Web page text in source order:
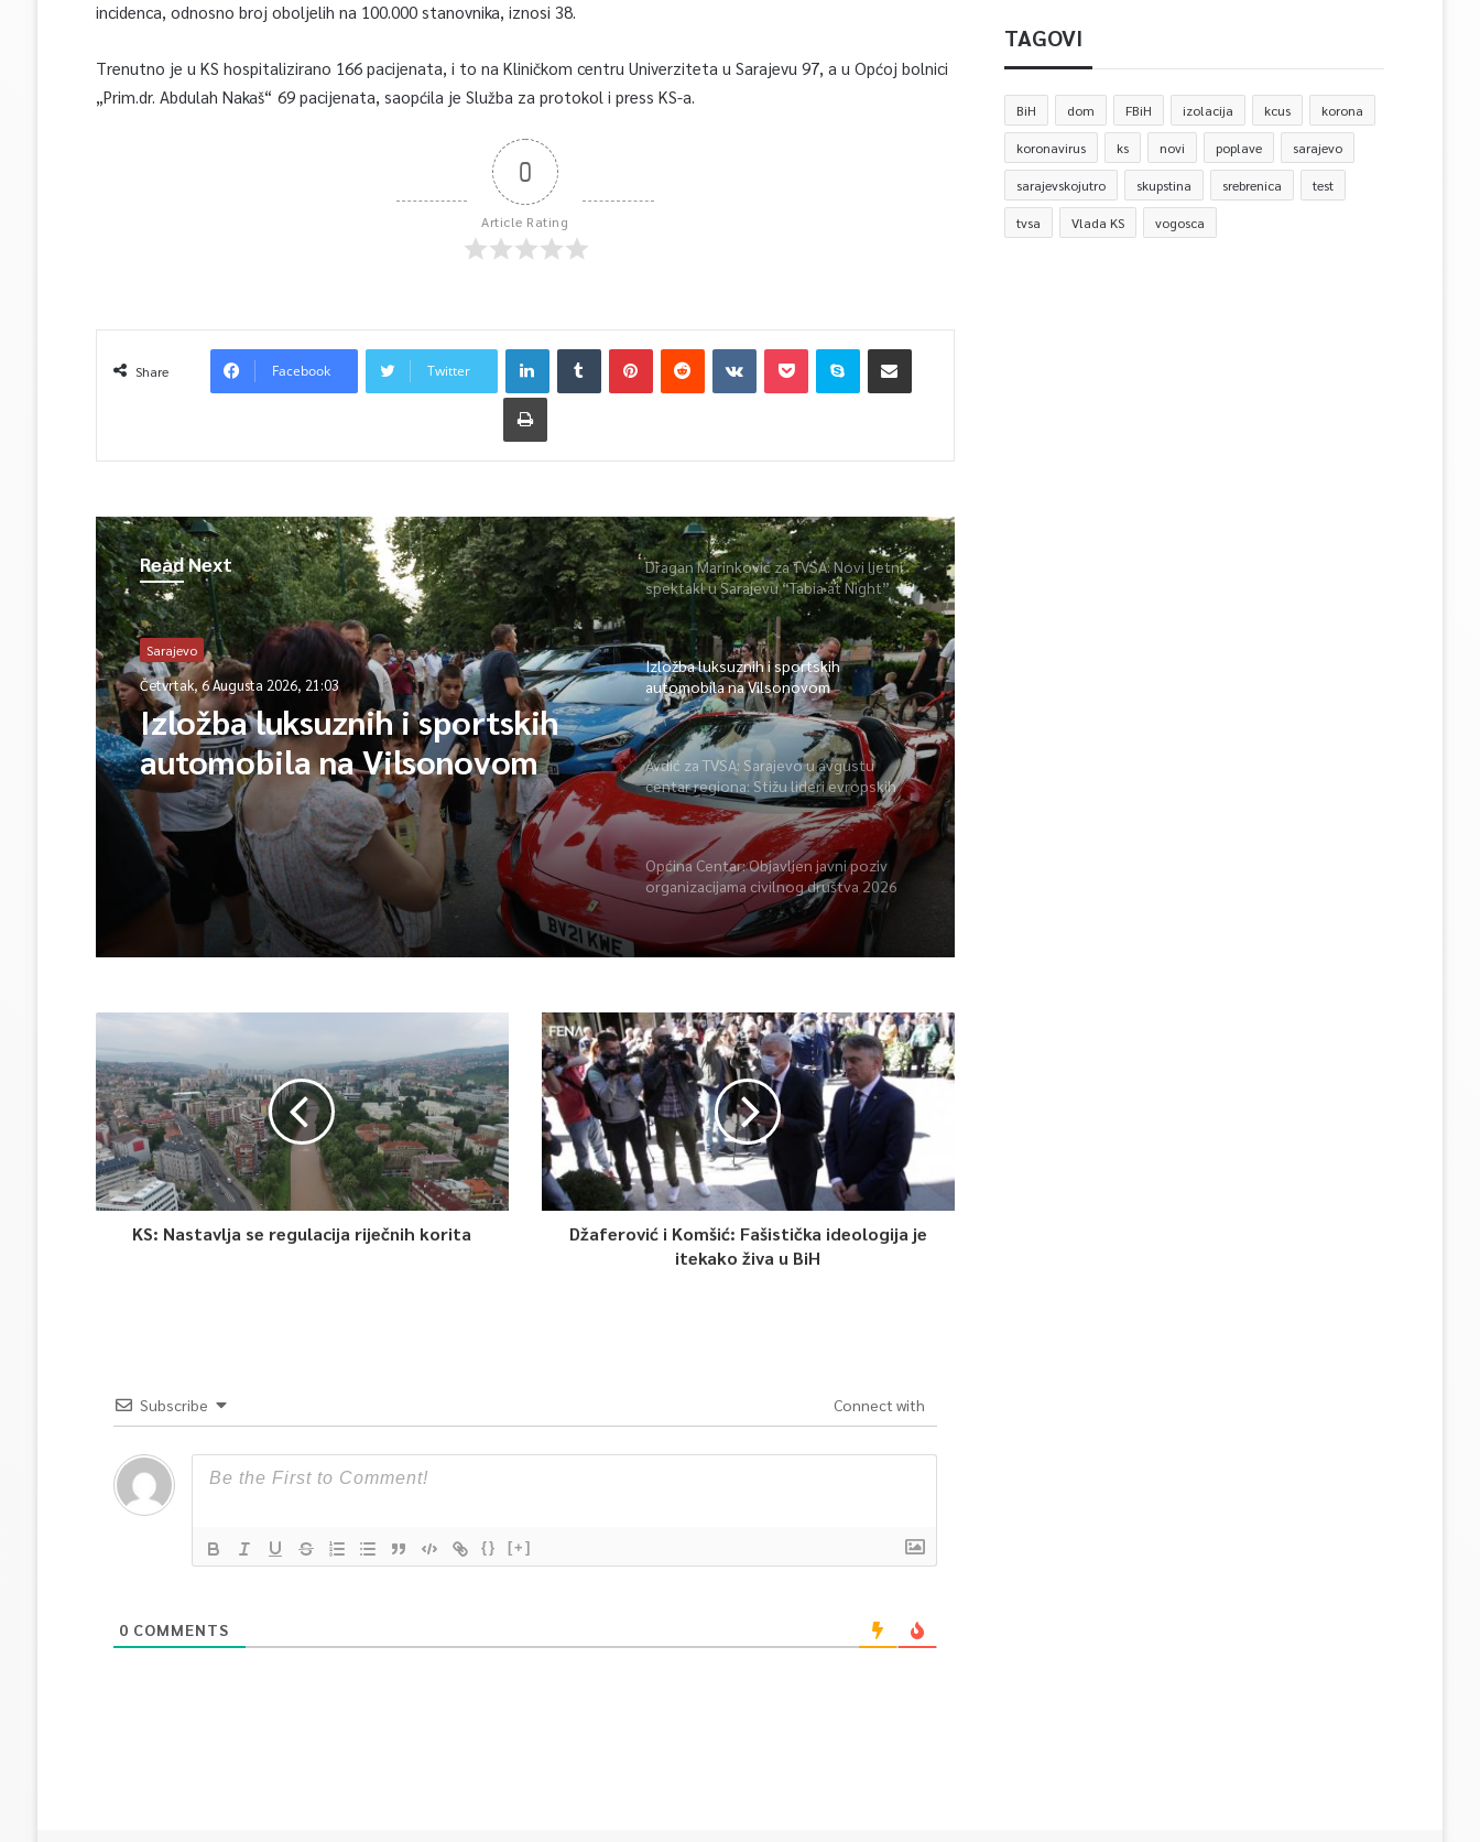
incidenca, odnosno broj oboljelih na 100.000 stanovnika, iznosi 38.
Trenutno je u KS hospitalizirano 166 pacijenata, i to na Kliničkom centru Univerziteta u Sarajevu 97, a u Općoj bolnici
„Prim.dr. Abdulah Nakaš“ 69 pacijenata, saopćila je Služba za protokol i press KS-a.
0
Article Rating
Share Facebook Twitter
Read Next
Sarajevo
Četvrtak, 6 Augusta 2026, 21:03
Izložba luksuznih i sportskih
automobila na Vilsonovom
Dragan Marinković za TVSA: Novi ljetni
spektakl u Sarajevu “Tabia at Night”
Izložba luksuznih i sportskih
automobila na Vilsonovom
Avdić za TVSA: Sarajevo u avgustu
centar regiona: Stižu lideri evropskih
gradova
Općina Centar: Objavljen javni poziv
organizacijama civilnog društva 2026
KS: Nastavlja se regulacija riječnih korita
Džaferović i Komšić: Fašistička ideologija je
itekako živa u BiH
Subscribe Connect with
{} [+]
0 COMMENTS
TAGOVI
BiH dom FBiH izolacija kcus korona
koronavirus ks novi poplave sarajevo
sarajevskojutro skupstina srebrenica test
tvsa Vlada KS vogosca